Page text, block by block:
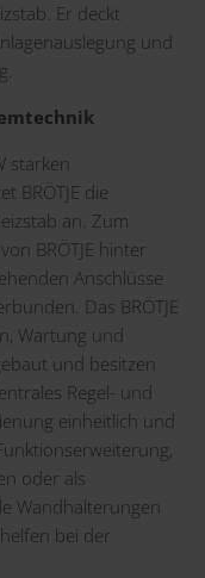
Er deckt
und
starken
BRÖTJE die
an. Zum
BRÖTJE hinter
Anschlüsse
Das BRÖTJE
Wartung und
und besitzen
Regel- und
einheitlich und
oder als
Wandhalterungen
bei der